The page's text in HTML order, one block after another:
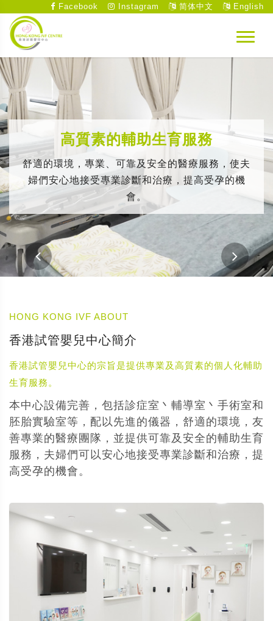
Facebook Instagram 简体中文 English
高質素的輔助生育服務
舒適的環境，專業、可靠及安全的醫療服務，使夫
婦們安心地接受專業診斷和治療，提高受孕的機
會。
HONG KONG IVF ABOUT
香港試管嬰兒中心簡介
香港試管嬰兒中心的宗旨是提供專業及高質素的個人化輔助
生育服務。
本中心設備完善，包括診症室丶輔導室丶手術室和
胚胎實驗室等，配以先進的儀器，舒適的環境，友
善專業的醫療團隊，並提供可靠及安全的輔助生育
服務，夫婦們可以安心地接受專業診斷和治療，提
高受孕的機會。